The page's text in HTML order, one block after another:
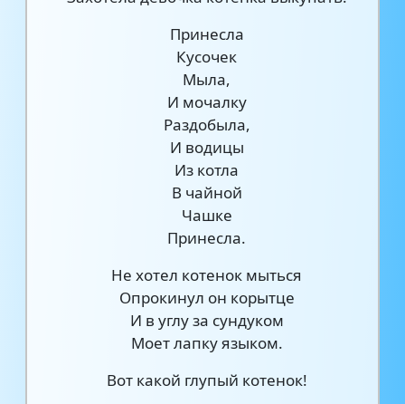
Принесла
Кусочек
Мыла,
И мочалку
Раздобыла,
И водицы
Из котла
В чайной
Чашке
Принесла.
Не хотел котенок мыться
Опрокинул он корытце
И в углу за сундуком
Моет лапку языком.
Вот какой глупый котенок!